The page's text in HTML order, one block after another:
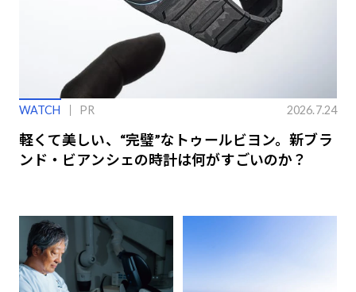
WATCH PR 2026.7.24
軽くて美しい、“完璧”なトゥールビヨン。新ブラ
ンド・ビアンシェの時計は何がすごいのか？